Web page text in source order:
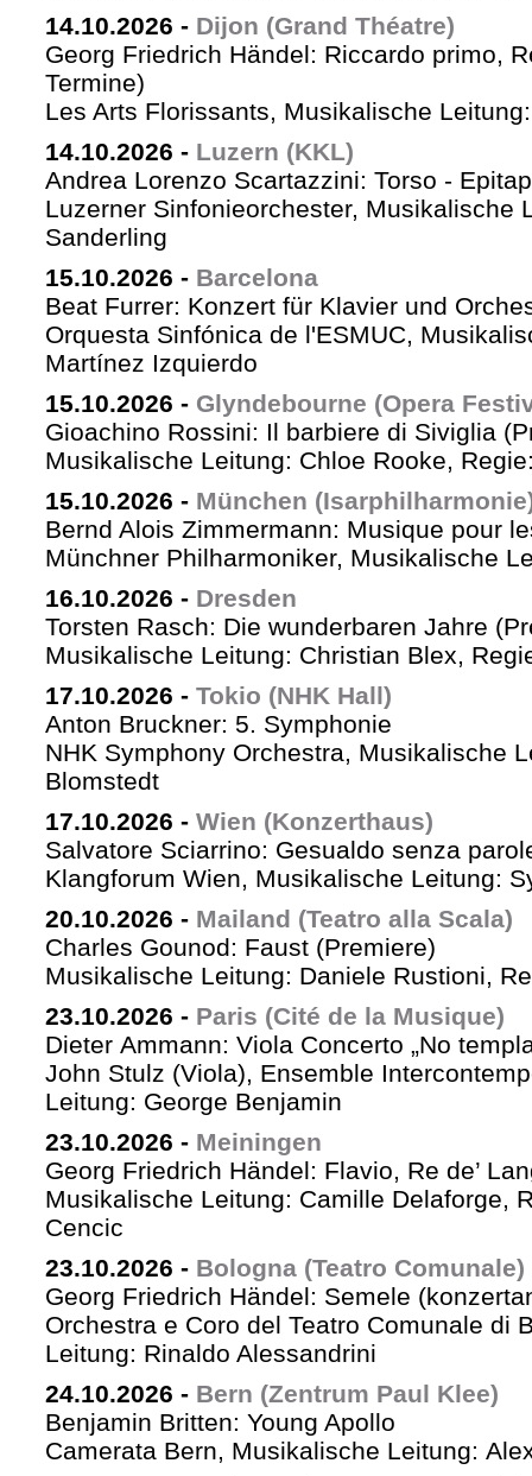
14.10.2026 - Dijon (Grand Théatre)
Georg Friedrich Händel: Riccardo primo,
Termine)
Les Arts Florissants, Musikalische
14.10.2026 - Luzern (KKL)
Andrea Lorenzo Scartazzini: Torso -
Luzerner Sinfonieorchester, Musikalische
Sanderling
15.10.2026 - Barcelona
Beat Furrer: Konzert für Klavier und
Orquesta Sinfónica de l'ESMUC,
Martínez Izquierdo
15.10.2026 - Glyndebourne (Opera
Gioachino Rossini: Il barbiere di Siviglia
Musikalische Leitung: Chloe Rooke,
15.10.2026 - München
Bernd Alois Zimmermann: Musique pour
Münchner Philharmoniker, Musikalische
16.10.2026 - Dresden
Torsten Rasch: Die wunderbaren Jahre
Musikalische Leitung: Christian Blex,
17.10.2026 - Tokio (NHK Hall)
Anton Bruckner: 5. Symphonie
NHK Symphony Orchestra, Musikalische
Blomstedt
17.10.2026 - Wien (Konzerthaus)
Salvatore Sciarrino: Gesualdo senza
Klangforum Wien, Musikalische Leitung:
20.10.2026 - Mailand (Teatro alla Scala)
Charles Gounod: Faust (Premiere)
Musikalische Leitung: Daniele Rustioni,
23.10.2026 - Paris (Cité de la Musique)
Dieter Ammann: Viola Concerto „No
John Stulz (Viola), Ensemble
Leitung: George Benjamin
23.10.2026 - Meiningen
Georg Friedrich Händel: Flavio, Re de’
Musikalische Leitung: Camille Delaforge,
Cencic
23.10.2026 - Bologna (Teatro Comunale)
Georg Friedrich Händel: Semele
Orchestra e Coro del Teatro Comunale di
Leitung: Rinaldo Alessandrini
24.10.2026 - Bern (Zentrum Paul Klee)
Benjamin Britten: Young Apollo
Camerata Bern, Musikalische Leitung: